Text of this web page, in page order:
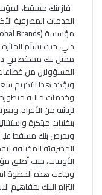
فاز بنك مسقط،
الخدمات المصرفية
دبي، حيث تسلّم
ممثل بنك مسقط في
المسؤولين من
ويؤكد هذا التكريم
وخدمات مالية
لزبائنه من الأفراد،
بتقنيات مبتكرة
ويحرص بنك مسقط على
المصرفيّة المختلفة
الأوقات، حيث أطلق
وجاءت هذه الخطوة